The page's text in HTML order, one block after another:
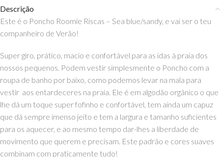
Descrição
Este é o Poncho Roomie Riscas – Sea blue/sandy, e vai ser o teu
companheiro de Verão!
Super giro, prático, macio e confortável para as idas à praia dos
nossos pequenos. Podem vestir simplesmente o Poncho com a
roupa de banho por baixo, como podemos levar na mala para
vestir aos entardeceres na praia. Ele é em algodão orgânico o que
lhe dá um toque super fofinho e confortável, tem ainda um capuz
que dá sempre imenso jeito e tem a largura e tamanho suficientes
para os aquecer, e ao mesmo tempo dar-lhes a liberdade de
movimento que querem e precisam. Este padrão e cores suaves
combinam com praticamente tudo!